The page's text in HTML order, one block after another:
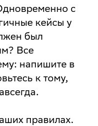
с
кейсы у
был
Все
напишите в
к тому,
правилах.